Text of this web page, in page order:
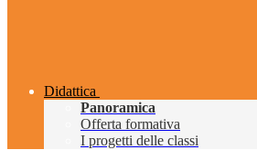
Didattica
Panoramica
Offerta formativa
I progetti delle classi